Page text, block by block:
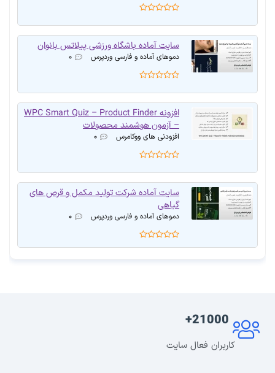
سایت آماده باشگاه ورزشی پیلاتس بانوان
دموهای آماده و فارسی وردپرس ۰
افزونه WPC Smart Quiz – Product Finder
– آزمون هوشمند محصولات
افزودنی های ووکامرس ۰
سایت آماده شرکت تولید مکمل و قرص های
گیاهی
دموهای آماده و فارسی وردپرس ۰
21000+
کاربران فعال سایت